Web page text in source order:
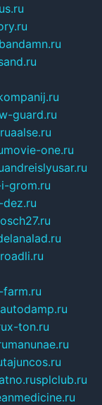
bandamn.ru
guard.ru
aalse.ru
movie-one.ru
andreislyusar.ru
grom.ru
roadli.ru
autodamp.ru
x-ton.ru
manunae.ru
tajuncos.ru
splclub.ru